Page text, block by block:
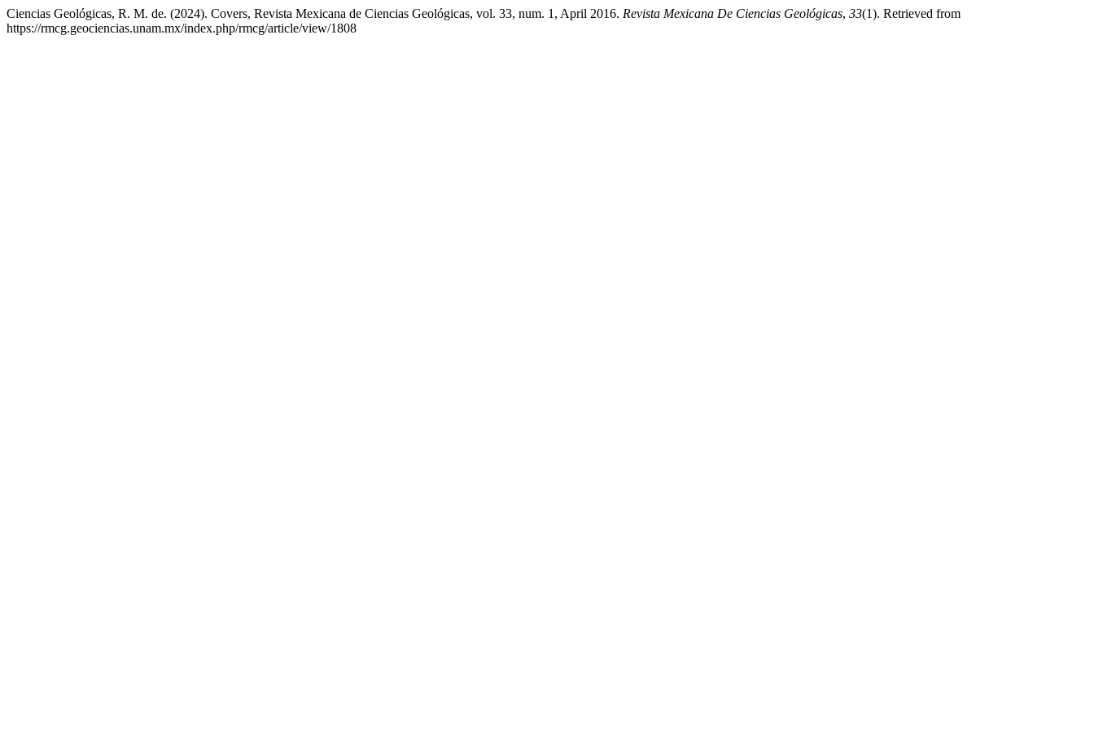
Ciencias Geológicas, R. M. de. (2024). Covers, Revista Mexicana de Ciencias Geológicas, vol. 33, num. 1, April 2016. Revista Mexicana De Ciencias Geológicas, 33(1). Retrieved from
https://rmcg.geociencias.unam.mx/index.php/rmcg/article/view/1808